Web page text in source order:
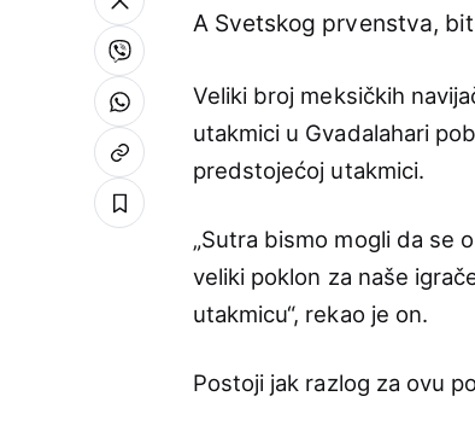
A Svetskog prvenstva,
Veliki broj meksičkih
utakmici u Gvadalahari
predstojećoj utakmici.
„Sutra bismo mogli da se
veliki poklon za naše
utakmicu“, rekao je on.
Postoji jak razlog za ovu